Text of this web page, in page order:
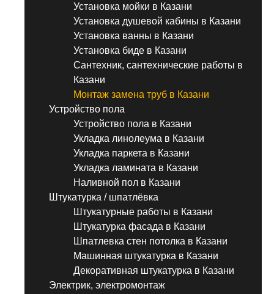
Установка мойки в Казани
Установка душевой кабины в Казани
Установка ванны в Казани
Установка биде в Казани
Сантехник, сантехнические работы в
Казани
Монтаж замена труб в Казани
Устройство пола
Устройство пола в Казани
Укладка линолеума в Казани
Укладка паркета в Казани
Укладка ламината в Казани
Наливной пол в Казани
Штукатурка / шпатлёвка
Штукатурные работы в Казани
Штукатурка фасада в Казани
Шпатлевка стен потолка в Казани
Машинная штукатурка в Казани
Декоративная штукатурка в Казани
Электрик, электромонтаж